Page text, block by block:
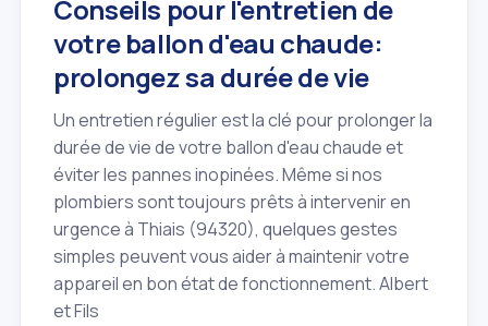
Conseils pour l'entretien de
votre ballon d'eau chaude:
prolongez sa durée de vie
Un entretien régulier est la clé pour prolonger la
durée de vie de votre ballon d'eau chaude et
éviter les pannes inopinées. Même si nos
plombiers sont toujours prêts à intervenir en
urgence à Thiais (94320), quelques gestes
simples peuvent vous aider à maintenir votre
appareil en bon état de fonctionnement. Albert
et Fils